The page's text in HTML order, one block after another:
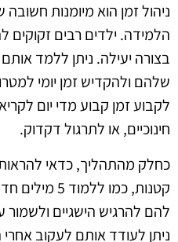
ניהול זמן הוא מיומנות
הלמידה. ילדים רבים זקוקים
בצורה יעילה. ניתן ללמד
שלהם ולהקדיש זמן יומי
לקבוע זמן קבוע מדי יום
חינוכיים, או לתרגול דקדוק.
כחלק מהתהליך, כדאי
קטנות, כמו
להם להרגיש הישגיים ולשמור
ניתן לעודד אותם לעקוב